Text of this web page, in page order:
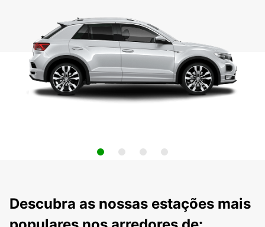
Descubra as nossas estações mais